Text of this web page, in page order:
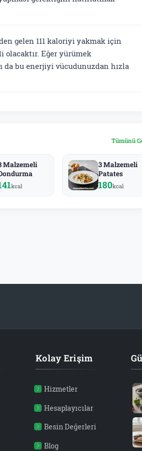
gelen 111 kaloriyi yakmak için
olacaktır. Eğer yürümek
da bu enerjiyi vücudunuzdan hızla
Tümünü
Malzemeli
kcal
3 Malzemeli
Patates
180kcal
Kolay Erişim
Hizmetler
Hesaplayıcılar
Besin Değerleri
Blog